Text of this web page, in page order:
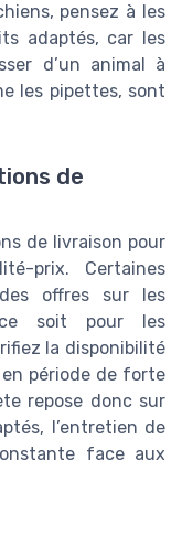
pensez à les
adaptés, car les
d’un animal à
les pipettes, sont
de
de livraison pour
prix. Certaines
offres sur les
ce soit pour les
la disponibilité
période de forte
repose donc sur
l’entretien de
face aux